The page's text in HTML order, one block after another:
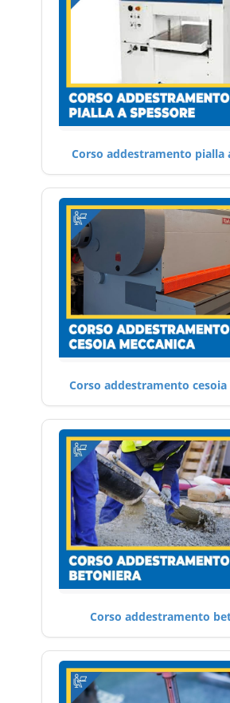
Corso addestramento pialla
Corso addestramento cesoia
Corso addestramento